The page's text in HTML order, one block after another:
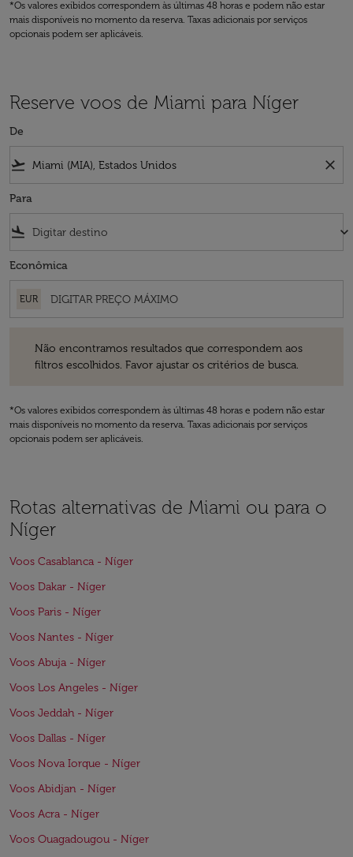
*Os valores exibidos correspondem às últimas 48 horas e podem não estar
mais disponíveis no momento da reserva. Taxas adicionais por serviços
opcionais podem ser aplicáveis.
Reserve voos de Miami para Níger
De
flight_takeoff close
Para
flight_land keyboard_arrow_down
Econômica
EUR
Não encontramos resultados que correspondem aos
filtros escolhidos. Favor ajustar os critérios de busca.
*Os valores exibidos correspondem às últimas 48 horas e podem não estar
mais disponíveis no momento da reserva. Taxas adicionais por serviços
opcionais podem ser aplicáveis.
Rotas alternativas de Miami ou para o
Níger
Voos Casablanca - Níger
Voos Dakar - Níger
Voos Paris - Níger
Voos Nantes - Níger
Voos Abuja - Níger
Voos Los Angeles - Níger
Voos Jeddah - Níger
Voos Dallas - Níger
Voos Nova Iorque - Níger
Voos Abidjan - Níger
Voos Acra - Níger
Voos Ouagadougou - Níger